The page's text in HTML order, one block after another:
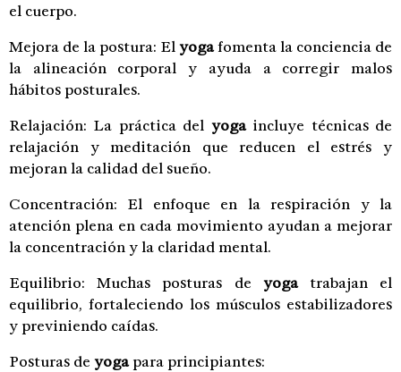
el cuerpo.
Mejora de la postura: Elyogafomenta la conciencia de
la alineación corporal y ayuda a corregir malos
hábitos posturales.
Relajación: La práctica del yogaincluye técnicas de
relajación y meditación que reducen el estrés y
mejoran la calidad del sueño.
Concentración: El enfoque en la respiración y la
atención plena en cada movimiento ayudan a mejorar
la concentración y la claridad mental.
Equilibrio: Muchas posturas de yogatrabajan el
equilibrio, fortaleciendo los músculos estabilizadores
y previniendo caídas.
Posturas de yogapara principiantes: